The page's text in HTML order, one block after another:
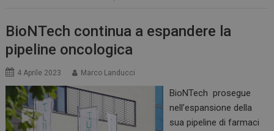
BioNTech continua a espandere la
pipeline oncologica
4 Aprile 2023 Marco Landucci
BioNTech prosegue
nell’espansione della
sua pipeline di farmaci